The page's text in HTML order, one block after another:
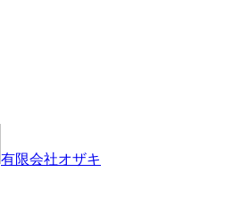
有限会社オザキ